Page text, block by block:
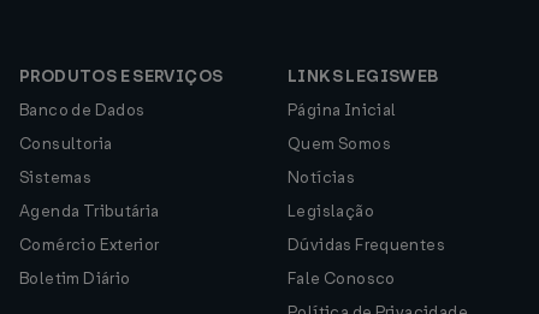
PRODUTOS E SERVIÇOS
Banco de Dados
Consultoria
Sistemas
Agenda Tributária
Comércio Exterior
Boletim Diário
LINKS LEGISWEB
Página Inicial
Quem Somos
Notícias
Legislação
Dúvidas Frequentes
Fale Conosco